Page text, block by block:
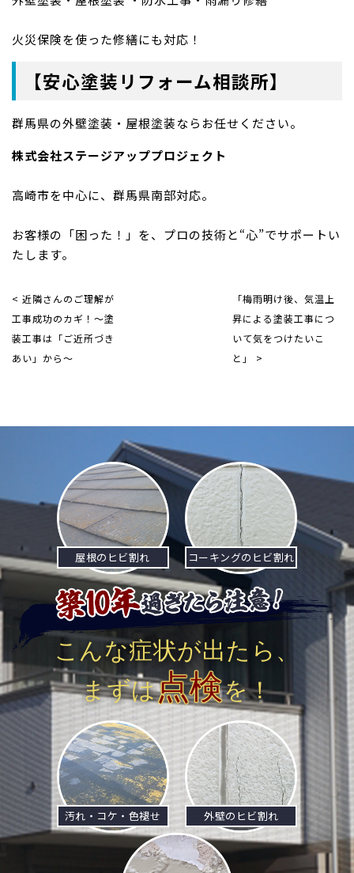
火災保険を使った修繕にも対応！
【安心塗装リフォーム相談所】
群馬県の外壁塗装・屋根塗装ならお任せください。
株式会社ステージアッププロジェクト
高崎市を中心に、群馬県南部対応。
お客様の「困った！」を、プロの技術と“心”でサポートい
たします。
< 近隣さんのご理解が
工事成功のカギ！～塗
装工事は「ご近所づき
あい」から～
「梅雨明け後、気温上
昇による塗装工事につ
いて気をつけたいこ
と」 >
屋根のヒビ割れ コーキングのヒビ割れ
こんな症状が出たら、
まずは点検を！
汚れ・コケ・色褪せ 外壁のヒビ割れ